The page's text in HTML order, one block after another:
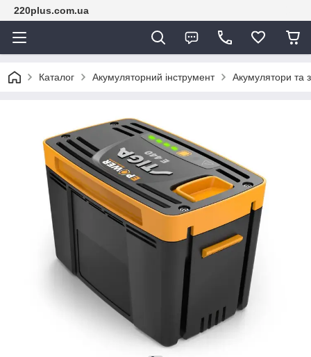
220plus.com.ua
Каталог Акумуляторний інструмент Акумулятори та